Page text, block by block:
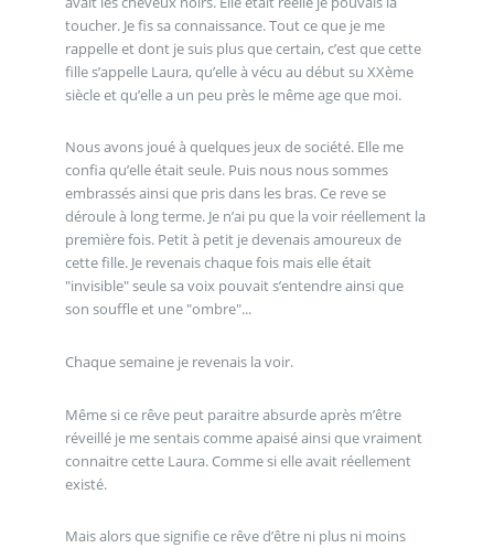
toucher. Je fis sa connaissance. Tout ce que je me
rappelle et dont je suis plus que certain, c’est que cette
fille s’appelle Laura, qu’elle à vécu au début su XXème
siècle et qu’elle a un peu près le même age que moi.
Nous avons joué à quelques jeux de société. Elle me
confia qu’elle était seule. Puis nous nous sommes
embrassés ainsi que pris dans les bras. Ce reve se
déroule à long terme. Je n’ai pu que la voir réellement la
première fois. Petit à petit je devenais amoureux de
cette fille. Je revenais chaque fois mais elle était
"invisible" seule sa voix pouvait s’entendre ainsi que
son souffle et une "ombre"...
Chaque semaine je revenais la voir.
Même si ce rêve peut paraitre absurde après m’être
réveillé je me sentais comme apaisé ainsi que vraiment
connaitre cette Laura. Comme si elle avait réellement
existé.
Mais alors que signifie ce rêve d’être ni plus ni moins